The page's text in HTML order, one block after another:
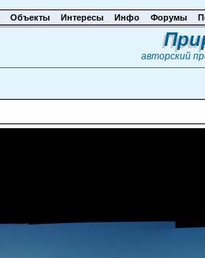
Объекты Интересы Инфо Форумы
авторский